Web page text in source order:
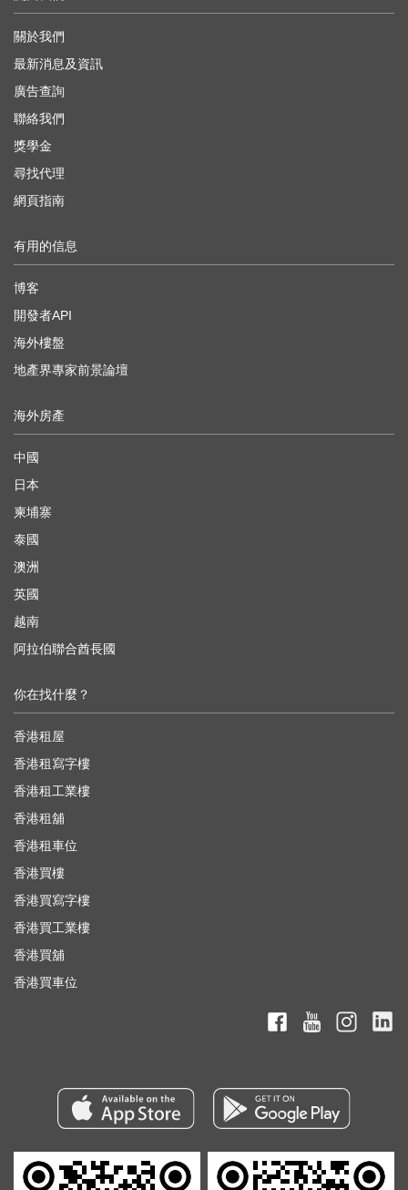
關於我們
最新消息及資訊
廣告查詢
聯絡我們
獎學金
尋找代理
網頁指南
有用的信息
博客
開發者API
海外樓盤
地產界專家前景論壇
海外房產
中國
日本
柬埔寨
泰國
澳洲
英國
越南
阿拉伯聯合酋長國
你在找什麼？
香港租屋
香港租寫字樓
香港租工業樓
香港租舖
香港租車位
香港買樓
香港買寫字樓
香港買工業樓
香港買舖
香港買車位